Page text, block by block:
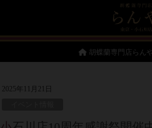
胡蝶蘭専門店らん
2025年11月21日